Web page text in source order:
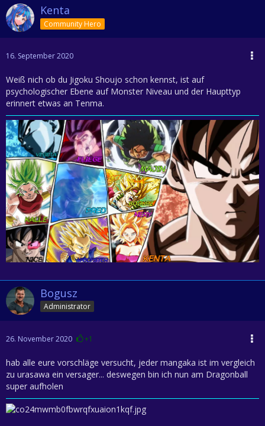
Kenta
Community Hero
16. September 2020
Weiß nich ob du Jigoku Shoujo schon kennst, ist auf
psychologischer Ebene auf Monster Niveau und der Haupttyp
erinnert etwas an Tenma.
Bogusz
Administrator
26. November 2020 +1
hab alle eure vorschläge versucht, jeder mangaka ist im vergleich
zu urasawa ein versager... deswegen bin ich nun am Dragonball
super aufholen